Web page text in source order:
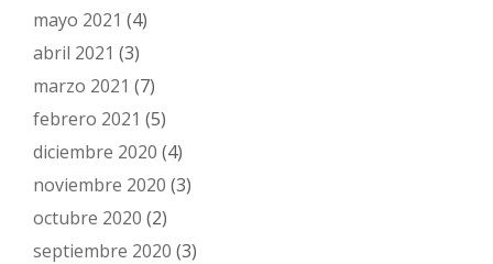
mayo 2021 (4)
abril 2021 (3)
marzo 2021 (7)
febrero 2021 (5)
diciembre 2020 (4)
noviembre 2020 (3)
octubre 2020 (2)
septiembre 2020 (3)